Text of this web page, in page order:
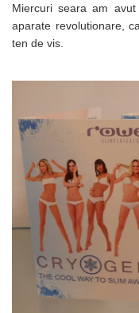
Miercuri seara am
aparate revolutionare,
ten de vis.